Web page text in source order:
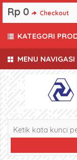
MENU NAVIGASI
Rp 0 Checkout
KATEGORI